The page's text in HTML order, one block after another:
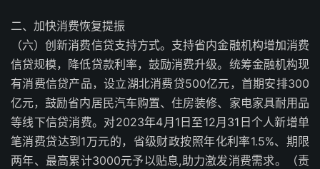
二、加快消费恢复提振
（六）创新消费信贷支持方式。支持省内金融机构增加消费
信贷规模，降低贷款利率，鼓励消费升级。统筹金融机构现
有消费信贷产品，设立湖北消费贷500亿元，首期安排300
亿元，鼓励省内居民汽车购置、住房装修、家电家具耐用品
等线下信贷消费。对2023年4月1日至12月31日个人新增单
笔消费贷达到1万元的，省级财政按照年化利率1.5%、期限
两年、最高累计3000元予以贴息,助力激发消费需求。（责